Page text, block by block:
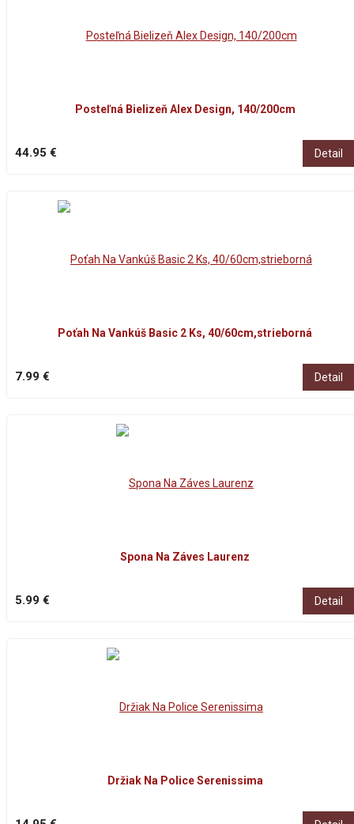
Posteľná Bielizeň Alex Design, 140/200cm
44.95 € Detail
Poťah Na Vankúš Basic 2 Ks, 40/60cm,strieborná
7.99 € Detail
Spona Na Záves Laurenz
5.99 € Detail
Držiak Na Police Serenissima